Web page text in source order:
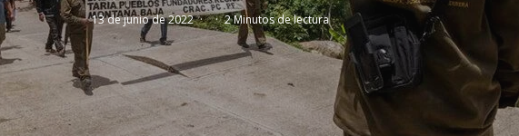
13 de junio de 2022 · · 2 Minutos de lectura